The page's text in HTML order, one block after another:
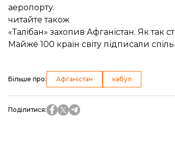
аеропорту.
читайте також
«Талібан» захопив Афганістан. Як так
Майже 100 країн світу підписали
Більше про: Афганістан кабул
Поділитися: